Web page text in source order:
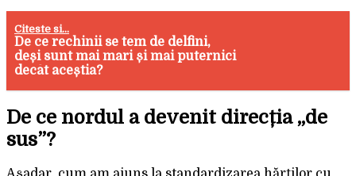
Citeste si...
De ce rechinii se tem de delfini,
deși sunt mai mari și mai puternici
decât aceștia?
De ce nordul a devenit direcția „de
sus”?